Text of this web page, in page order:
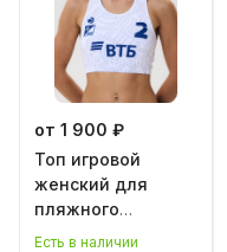
от 1 900 ₽
Топ игровой
женский для
пляжного
волейбола
Есть в наличии